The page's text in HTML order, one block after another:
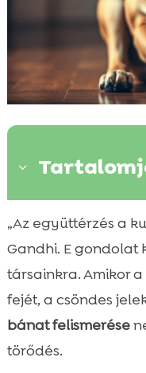
3
 Mi a kutyák
a
A
Testbeszéd
„Az együttérzés a
Gandhi. E
társainkra. Amikor a
fejét, a csöndes
bánat felismerése
törődés.